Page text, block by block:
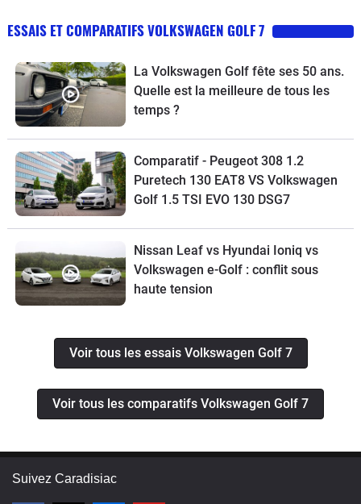
ESSAIS ET COMPARATIFS VOLKSWAGEN GOLF 7
La Volkswagen Golf fête ses 50 ans.
Quelle est la meilleure de tous les
temps ?
Comparatif - Peugeot 308 1.2
Puretech 130 EAT8 VS Volkswagen
Golf 1.5 TSI EVO 130 DSG7
Nissan Leaf vs Hyundai Ioniq vs
Volkswagen e-Golf : conflit sous
haute tension
Voir tous les essais Volkswagen Golf 7
Voir tous les comparatifs Volkswagen Golf 7
Suivez Caradisiac